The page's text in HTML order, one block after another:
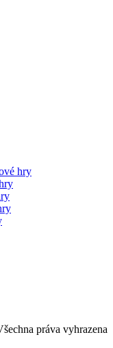
hry
práva vyhrazena